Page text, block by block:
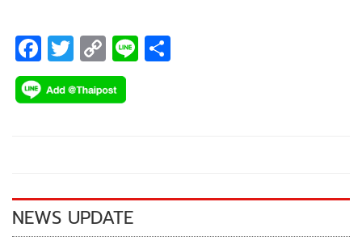
F
ac
e
k
T
wi
tt
C
o
p
k
Li
NEWS UPDATE